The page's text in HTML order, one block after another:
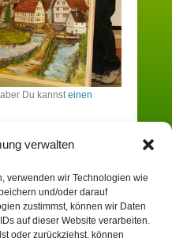
verwalten
verwenden wir Technologien wie
und/oder darauf
zustimmst, können wir Daten
auf dieser Website verarbeiten.
oder zurückziehst, können
Du kannst einen
um einen